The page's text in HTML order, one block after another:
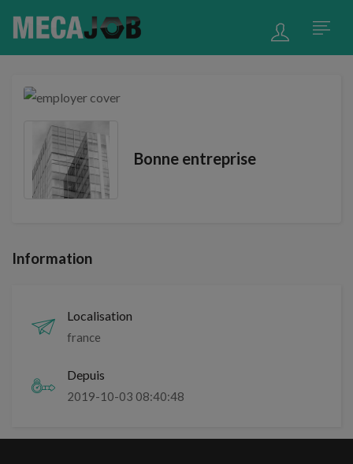
Bonne entreprise
Information
Localisation
france
Depuis
2019-10-03 08:40:48